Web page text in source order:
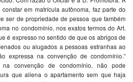
em matrícula autônoma, faz parte do
ser de propriedade de pessoa que também
no condomínio, nos exatos termos do Art.
é expresso no sentido de que os abrigos de
ou alugados a pessoas estranhas ao
expressa na convenção de condomínio.”
na convenção de condomínio, não pode
que aliena o apartamento sem que haja